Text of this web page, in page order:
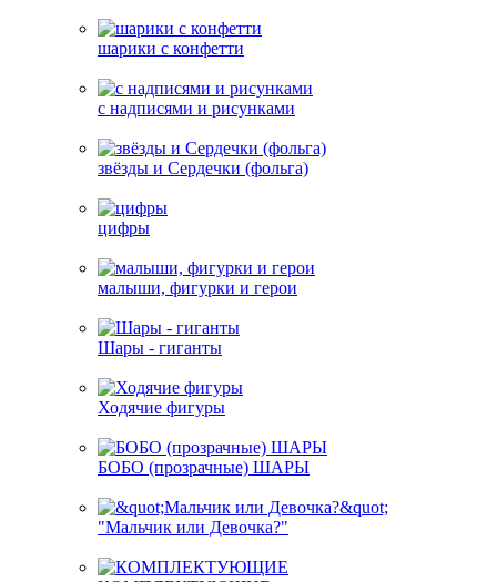
шарики с конфетти
с надписями и рисунками
звёзды и Сердечки (фольга)
цифры
малыши, фигурки и герои
Шары - гиганты
Ходячие фигуры
БОБО (прозрачные) ШАРЫ
"Мальчик или Девочка?"